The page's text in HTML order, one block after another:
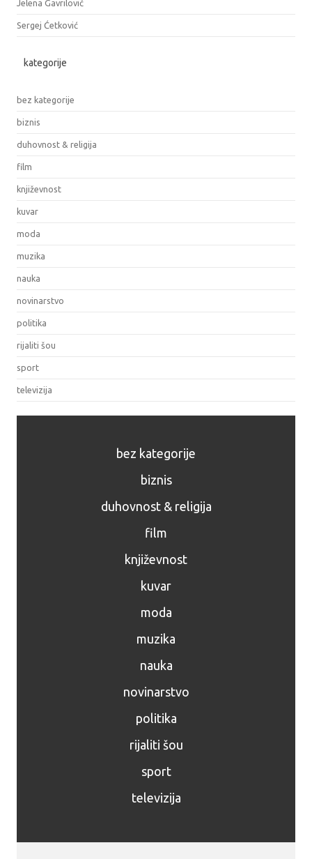
Jelena Gavrilović
Sergej Ćetković
kategorije
bez kategorije
biznis
duhovnost & religija
film
književnost
kuvar
moda
muzika
nauka
novinarstvo
politika
rijaliti šou
sport
televizija
bez kategorije
biznis
duhovnost & religija
film
književnost
kuvar
moda
muzika
nauka
novinarstvo
politika
rijaliti šou
sport
televizija